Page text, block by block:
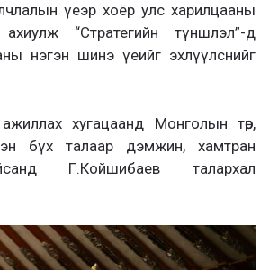
үеэр хоёр улс харилцааны
“Стратегийн түншлэл”-д
нэгэн шинэ үеийг эхлүүлснийг
хугацаанд Монголын төр,
бүх талаар дэмжин, хамтран
Г.Койшибаев талархал